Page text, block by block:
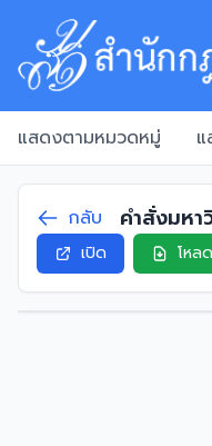
แสดงตามหมวดหมู่
กลับ
คำสั่งมห
951/
โรงเรียน
เปิด โหลด